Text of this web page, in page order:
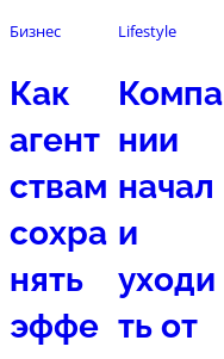
Бизнес
Как
агент
ствам
сохра
нять
эффе
Lifestyle
Компа
нии
начал
и
уходи
ть от